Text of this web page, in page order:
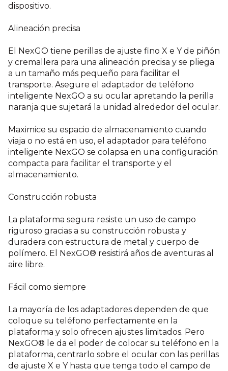
dispositivo.
Alineación precisa
El NexGO tiene perillas de ajuste fino X e Y de piñón
y cremallera para una alineación precisa y se pliega
a un tamaño más pequeño para facilitar el
transporte. Asegure el adaptador de teléfono
inteligente NexGO a su ocular apretando la perilla
naranja que sujetará la unidad alrededor del ocular.
Maximice su espacio de almacenamiento cuando
viaja o no está en uso, el adaptador para teléfono
inteligente NexGO se colapsa en una configuración
compacta para facilitar el transporte y el
almacenamiento.
Construcción robusta
La plataforma segura resiste un uso de campo
riguroso gracias a su construcción robusta y
duradera con estructura de metal y cuerpo de
polímero. El NexGO® resistirá años de aventuras al
aire libre.
Fácil como siempre
La mayoría de los adaptadores dependen de que
coloque su teléfono perfectamente en la
plataforma y solo ofrecen ajustes limitados. Pero
NexGO® le da el poder de colocar su teléfono en la
plataforma, centrarlo sobre el ocular con las perillas
de ajuste X e Y hasta que tenga todo el campo de